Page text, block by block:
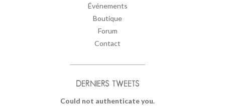
Événements
Boutique
Forum
Contact
DERNIERS TWEETS
Could not authenticate you.